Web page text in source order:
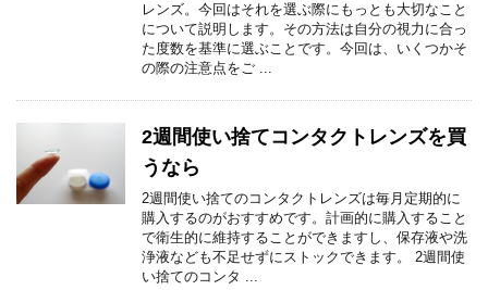
レンズ。今回はそれを選ぶ際にもっとも大切なこと
について説明します。その方法は自分の視力に合っ
た度数を基準に選ぶことです。今回は、いくつかそ
の際の注意点をご ...
2週間使い捨てコンタクトレンズを買
うなら
2週間使い捨てのコンタクトレンズは毎月定期的に
購入するのがおすすめです。計画的に購入すること
で衛生的に維持することができますし、保存液や洗
浄液なども不足せずにストックできます。 2週間使
い捨てのコンタ ...